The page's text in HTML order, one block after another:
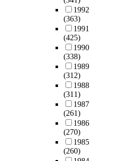
1992
(363)
1991
(425)
1990
(338)
1989
(312)
1988
(311)
1987
(261)
1986
(270)
1985
(260)